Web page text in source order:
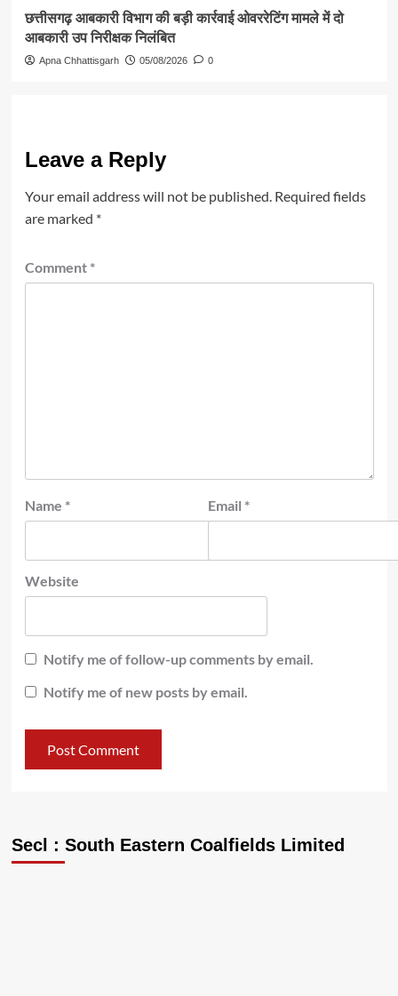
छत्तीसगढ़ आबकारी विभाग की बड़ी कार्रवाई ओवररेटिंग मामले में दो
आबकारी उप निरीक्षक निलंबित
Apna Chhattisgarh 05/08/2026 0
Leave a Reply
Your email address will not be published. Required fields
are marked *
Comment *
Name * Email *
Website
Notify me of follow-up comments by email.
Notify me of new posts by email.
Secl : South Eastern Coalfields Limited